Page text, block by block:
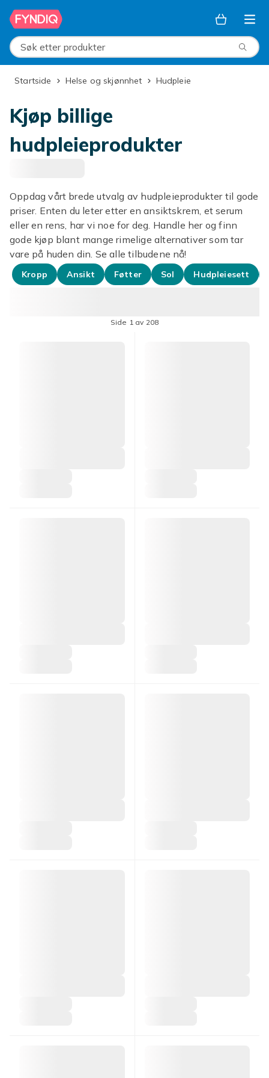
Hopp til hovedinnhold
Søk etter produkter
Startside Helse og skjønnhet Hudpleie
Kjøp billige
hudpleieprodukter
Oppdag vårt brede utvalg av hudpleieprodukter til gode
priser. Enten du leter etter en ansiktskrem, et serum
eller en rens, har vi noe for deg. Handle her og finn
gode kjøp blant mange rimelige alternativer som tar
vare på huden din. Se alle tilbudene nå!
Kropp Ansikt Føtter Sol Hudpleiesett
Side 1 av 208